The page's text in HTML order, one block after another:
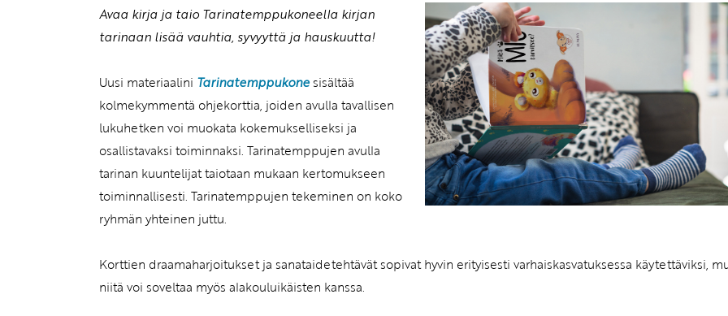
Avaa kirja ja taio Tarinatemppukoneella kirjan
tarinaan lisää vauhtia, syvyyttä ja hauskuutta!
Uusi materiaalini Tarinatemppukonesisältää
kolmekymmentä ohjekorttia, joiden avulla tavallisen
lukuhetken voi muokata kokemukselliseksi ja
osallistavaksi toiminnaksi. Tarinatemppujen avulla
tarinan kuuntelijat taiotaan mukaan kertomukseen
toiminnallisesti. Tarinatemppujen tekeminen on koko
ryhmän yhteinen juttu.
Korttien draamaharjoitukset ja sanataidetehtävät sopivat hyvin erityisesti varhaiskasvatuksessa käytettäviksi,
niitä voi soveltaa myös alakouluikäisten kanssa.